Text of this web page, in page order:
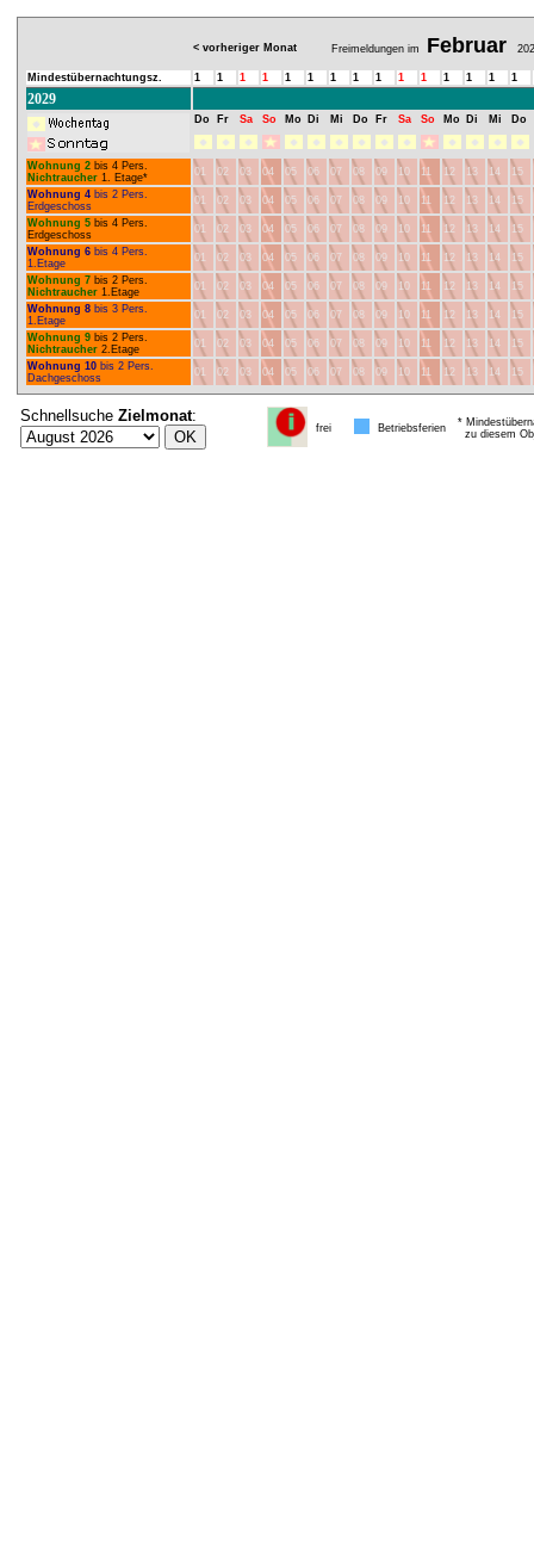
< vorheriger Monat Freimeldungen im Februar
Mindestübernachtungsz. 1 1 1 1 1 1 1 1 1 1 1 1 1 1 1
2029
Do Fr Sa So Mo Di Mi Do Fr Sa So Mo Di Mi Do
Wohnung 2 bis 4 Pers.
Nichtraucher 1. Etage* 01 02 03 04 05 06 07 08 09 10 11 12 13 14
15
Wohnung 4 bis 2 Pers.
Erdgeschoss
01 02 03 04 05 06 07 08 09 10 11 12 13 14
15
Wohnung 5 bis 4 Pers.
Erdgeschoss
01 02 03 04 05 06 07 08 09 10 11 12 13 14
15
Wohnung 6 bis 4 Pers.
1.Etage
01 02 03 04 05 06 07 08 09 10 11 12 13 14
15
Wohnung 7 bis 2 Pers.
Nichtraucher 1.Etage 01 02 03 04 05 06 07 08 09 10 11 12 13 14
15
Wohnung 8 bis 3 Pers.
1.Etage
01 02 03 04 05 06 07 08 09 10 11 12 13 14
15
Wohnung 9 bis 2 Pers.
Nichtraucher 2.Etage 01 02 03 04 05 06 07 08 09 10 11 12 13 14
15
Wohnung 10 bis 2 Pers.
Dachgeschoss
01 02 03 04 05 06 07 08 09 10 11 12 13 14 15
Schnellsuche Zielmonat:
frei Betriebsferien
*
zu diesem